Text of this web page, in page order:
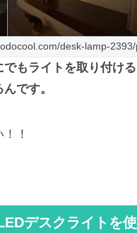
desk-lamp-2393/
もライトを取り付け
です。
！
デスクライトを